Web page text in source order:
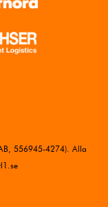
556945-4274). Alla